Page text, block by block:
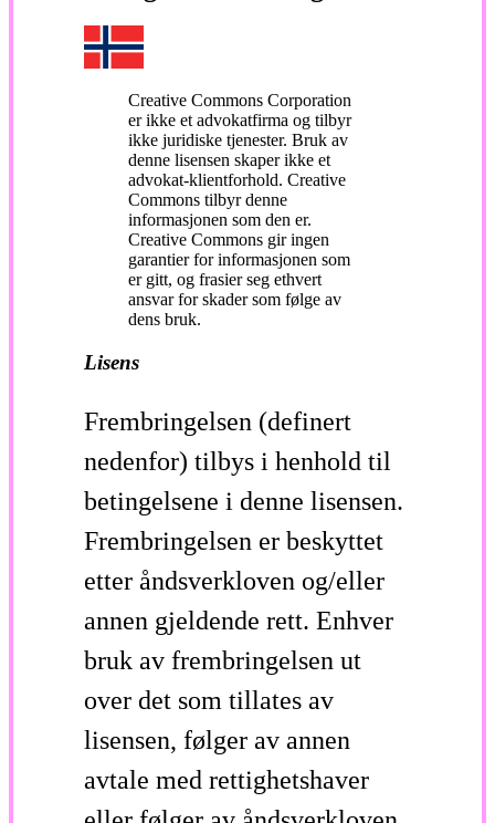
Creative Commons Corporation
er ikke et advokatfirma og tilbyr
ikke juridiske tjenester. Bruk av
denne lisensen skaper ikke et
advokat-klientforhold. Creative
Commons tilbyr denne
informasjonen som den er.
Creative Commons gir ingen
garantier for informasjonen som
er gitt, og frasier seg ethvert
ansvar for skader som følge av
dens bruk.
Lisens
Frembringelsen (definert
nedenfor) tilbys i henhold til
betingelsene i denne lisensen.
Frembringelsen er beskyttet
etter åndsverkloven og/eller
annen gjeldende rett. Enhver
bruk av frembringelsen ut
over det som tillates av
lisensen, følger av annen
avtale med rettighetshaver